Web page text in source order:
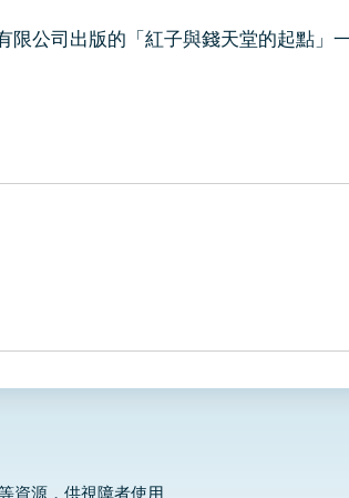
限公司出版的「紅子與錢天堂的起點」
資源，供視障者使用